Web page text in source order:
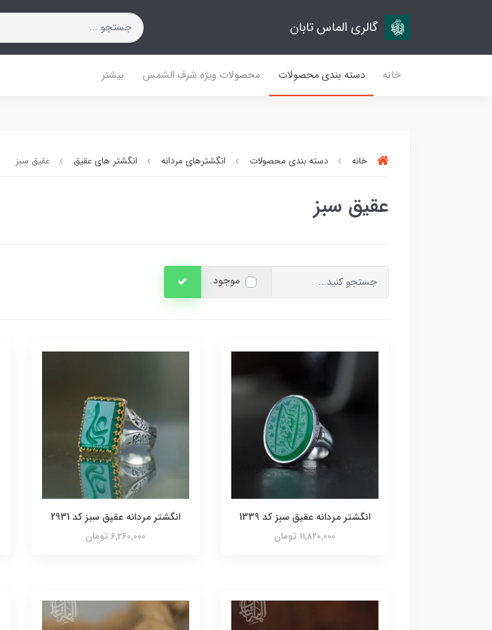
گالری الماس تابان
خانه دسته بندی محصولات محصولات ویژه شرف الشمس بیشتر
خانه دسته بندی محصولات انگشترهای مردانه انگشتر های عقیق عقیق سبز
عقیق سبز
موجود
انگشتر مردانه عقیق سبز کد 1339
11,820,000 تومان
انگشتر مردانه عقیق سبز کد 2931
6,260,000 تومان